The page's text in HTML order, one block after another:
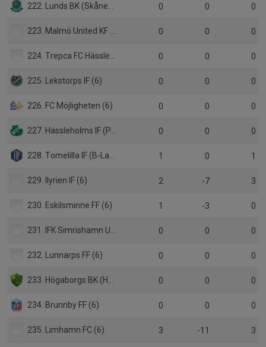
222. Lunds BK (Skåneserie P15) 0 0 0
223. Malmö United KF (6) 0 0 0
224. Trepca FC Hässleholm (5) 0 0 0
225. Lekstorps IF (6) 0 0 0
226. FC Möjligheten (6) 0 0 0
227. Hässleholms IF (P19 Div.1) 0 0 0
228. Tomelilla IF (B-Lag) 1 0 1
229. Ilyrien IF (6) 2 -7 3
230. Eskilsminne FF (6) 1 -3 0
231. IFK Simrishamn United (5) 0 0 0
232. Lunnarps FF (6) 0 0 0
233. Högaborgs BK (HJ Div.2) 0 0 0
234. Brunnby FF (6) 0 0 0
235. Limhamn FC (6) 3 -11 3